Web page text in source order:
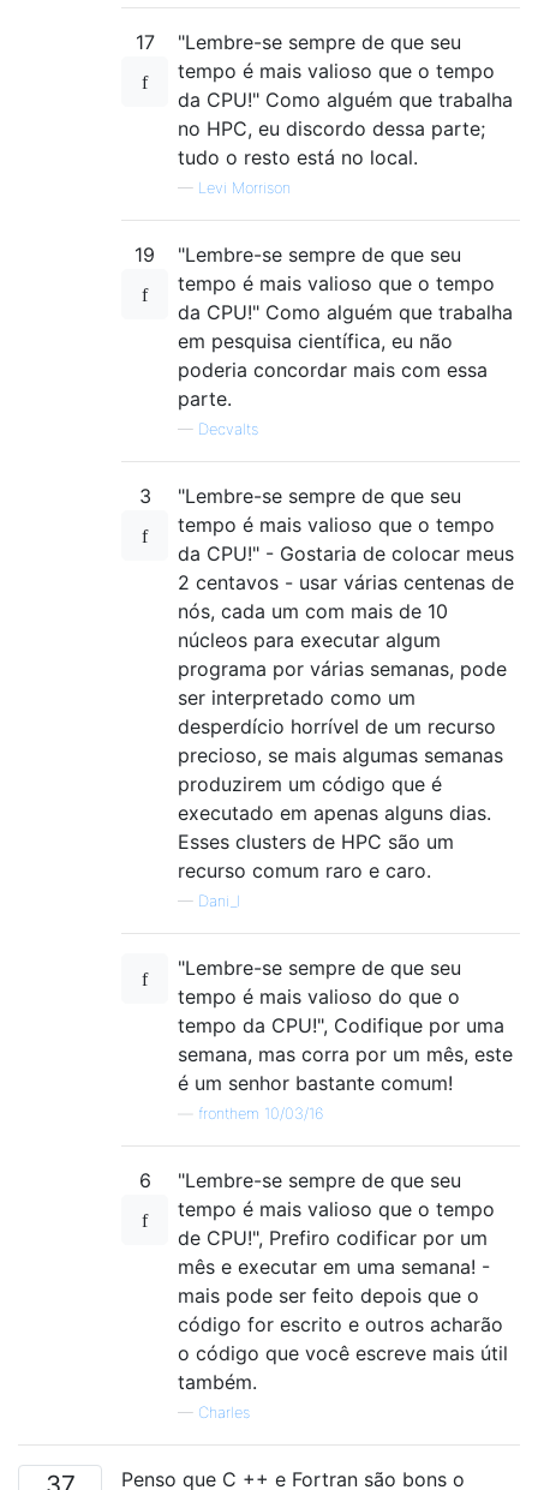
17
"Lembre-se sempre de que seu
tempo é mais valioso que o tempo
da CPU!" Como alguém que trabalha
no HPC, eu discordo dessa parte;
tudo o resto está no local.
— Levi Morrison
19
"Lembre-se sempre de que seu
tempo é mais valioso que o tempo
da CPU!" Como alguém que trabalha
em pesquisa científica, eu não
poderia concordar mais com essa
parte.
— Decvalts
3
"Lembre-se sempre de que seu
tempo é mais valioso que o tempo
da CPU!" - Gostaria de colocar meus
2 centavos - usar várias centenas de
nós, cada um com mais de 10
núcleos para executar algum
programa por várias semanas, pode
ser interpretado como um
desperdício horrível de um recurso
precioso, se mais algumas semanas
produzirem um código que é
executado em apenas alguns dias.
Esses clusters de HPC são um
recurso comum raro e caro.
— Dani_l
"Lembre-se sempre de que seu
tempo é mais valioso do que o
tempo da CPU!", Codifique por uma
semana, mas corra por um mês, este
é um senhor bastante comum!
fronthem 10/03/16
6
"Lembre-se sempre de que seu
tempo é mais valioso que o tempo
de CPU!", Prefiro codificar por um
mês e executar em uma semana! -
mais pode ser feito depois que o
código for escrito e outros acharão
o código que você escreve mais útil
também.
— Charles
Penso que C ++ e Fortran são bons o